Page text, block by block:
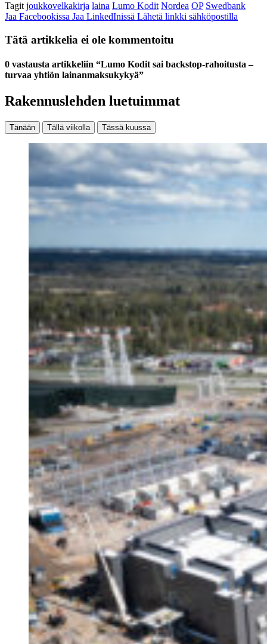
Tagit joukkovelkakirja laina Lumo Kodit Nordea OP Swedbank
Jaa Facebookissa Jaa LinkedInissä Lähetä linkki sähköpostilla
Tätä artikkelia ei ole kommentoitu
0 vastausta artikkeliin “Lumo Kodit sai backstop-rahoitusta –
turvaa yhtiön lainanmaksukykyä”
Rakennuslehden luetuimmat
Tänään Tällä viikolla Tässä kuussa